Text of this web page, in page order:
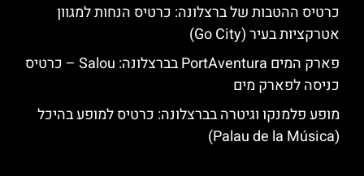
כרטיס ההטבות של ברצלונה: כרטיס הנחות למגוון
אטרקציות בעיר (Go City)
פארק המים PortAventura בברצלונה: Salou – כרטיס
כניסה לפארק מים
מופע פלמנקו וגיטרה בברצלונה: כרטיס למופע בהיכל
(Palau de la Música)